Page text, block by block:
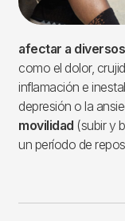
afectar a
como el dolor,
inflamación e
depresión o la
movilidad (subir y
un período de